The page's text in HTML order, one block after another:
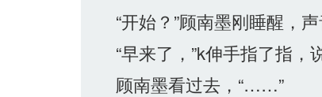
“开始？”顾南墨刚睡醒，
“早来了，”k伸手指了指，
顾南墨看过去，“……”